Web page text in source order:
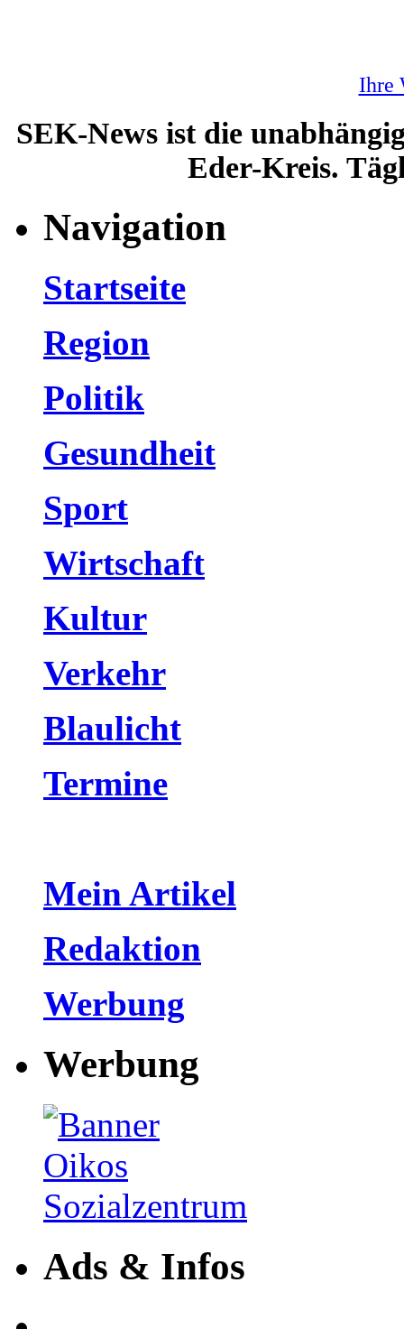
Ihre
SEK-News ist die
Eder-Kreis.
Navigation
Startseite
Region
Politik
Gesundheit
Sport
Wirtschaft
Kultur
Verkehr
Blaulicht
Termine
Mein Artikel
Redaktion
Werbung
Werbung
Ads & Infos